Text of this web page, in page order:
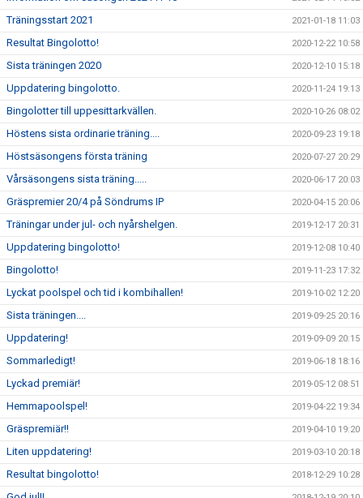
Träningsstart 2021 2021-01-18 11:03
Resultat Bingolotto! 2020-12-22 10:58
Sista träningen 2020 2020-12-10 15:18
Uppdatering bingolotto. 2020-11-24 19:13
Bingolotter till uppesittarkvällen. 2020-10-26 08:02
Höstens sista ordinarie träning.... 2020-09-23 19:18
Höstsäsongens första träning 2020-07-27 20:29
Vårsäsongens sista träning..... 2020-06-17 20:03
Gräspremier 20/4 på Söndrums IP 2020-04-15 20:06
Träningar under jul- och nyårshelgen. 2019-12-17 20:31
Uppdatering bingolotto! 2019-12-08 10:40
Bingolotto! 2019-11-23 17:32
Lyckat poolspel och tid i kombihallen! 2019-10-02 12:20
Sista träningen.... 2019-09-25 20:16
Uppdatering! 2019-09-09 20:15
Sommarledigt! 2019-06-18 18:16
Lyckad premiär! 2019-05-12 08:51
Hemmapoolspel! 2019-04-22 19:34
Gräspremiär!! 2019-04-10 19:20
Liten uppdatering! 2019-03-10 20:18
Resultat bingolotto! 2018-12-29 10:28